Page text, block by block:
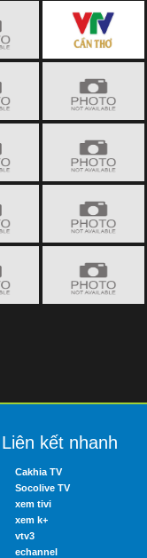
Liên kết nhanh
Cakhia TV
Socolive TV
xem tivi
xem k+
vtv3
echannel